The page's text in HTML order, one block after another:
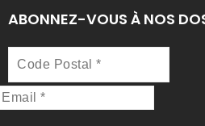
ABONNEZ-VOUS À NOS
Postal
*
Email
*